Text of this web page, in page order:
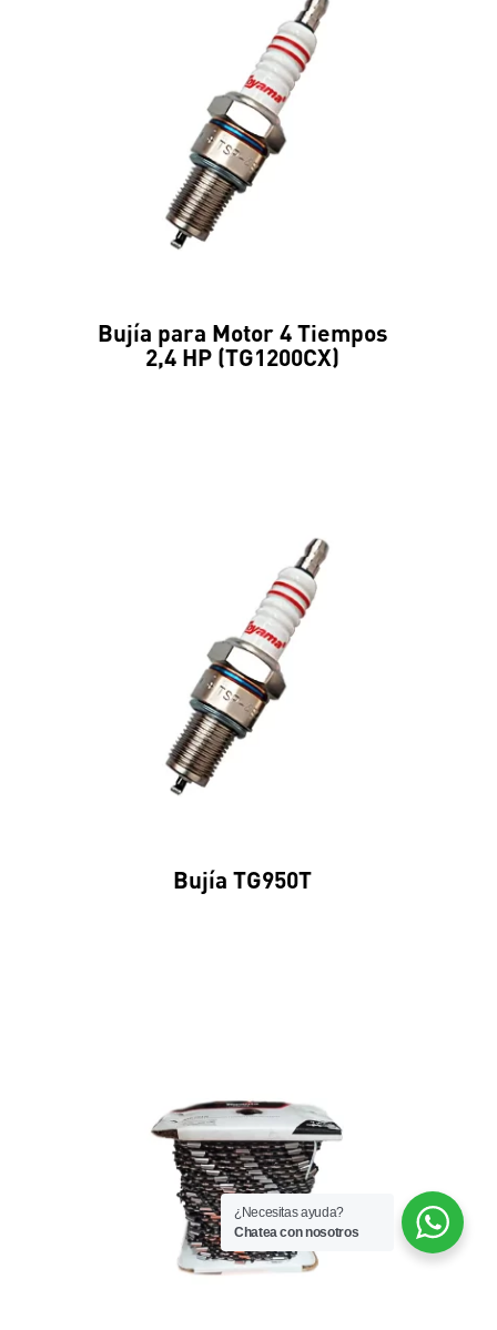
Bujía para Motor 4 Tiempos
2,4 HP (TG1200CX)
Bujía TG950T
¿Necesitas ayuda?
Chatea con nosotros